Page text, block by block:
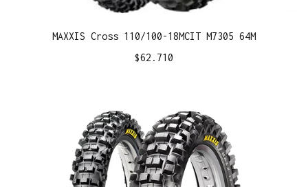
MAXXIS Cross 110/100-18MCIT M7305 64M
$62.710